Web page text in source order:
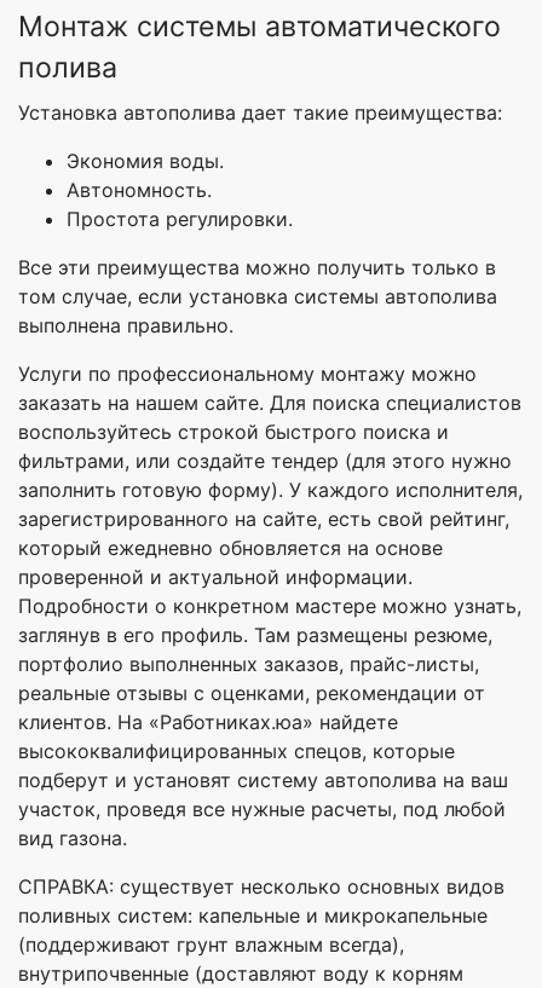
Монтаж системы автоматического
полива
Установка автополива дает такие преимущества:
Экономия воды.
Автономность.
Простота регулировки.
Все эти преимущества можно получить только в
том случае, если установка системы автополива
выполнена правильно.
Услуги по профессиональному монтажу можно
заказать на нашем сайте. Для поиска специалистов
воспользуйтесь строкой быстрого поиска и
фильтрами, или создайте тендер (для этого нужно
заполнить готовую форму). У каждого исполнителя,
зарегистрированного на сайте, есть свой рейтинг,
который ежедневно обновляется на основе
проверенной и актуальной информации.
Подробности о конкретном мастере можно узнать,
заглянув в его профиль. Там размещены резюме,
портфолио выполненных заказов, прайс-листы,
реальные отзывы с оценками, рекомендации от
клиентов. На «Работниках.юа» найдете
высококвалифицированных спецов, которые
подберут и установят систему автополива на ваш
участок, проведя все нужные расчеты, под любой
вид газона.
СПРАВКА: существует несколько основных видов
поливных систем: капельные и микрокапельные
(поддерживают грунт влажным всегда),
внутрипочвенные (доставляют воду к корням